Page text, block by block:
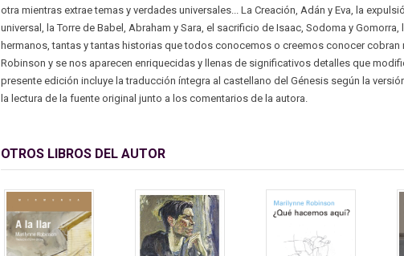
otra mientras extrae temas y verdades universales... La Creación, Adán y Eva, la
universal, la Torre de Babel, Abraham y Sara, el sacrificio de Isaac, Sodoma y
hermanos, tantas y tantas historias que todos conocemos o creemos conocer cobran
Robinson y se nos aparecen enriquecidas y llenas de significativos detalles que
presente edición incluye la traducción íntegra al castellano del Génesis según la
la lectura de la fuente original junto a los comentarios de la autora.
OTROS LIBROS DEL AUTOR